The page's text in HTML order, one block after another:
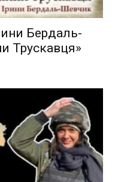
Бердаль-
Трускавця»